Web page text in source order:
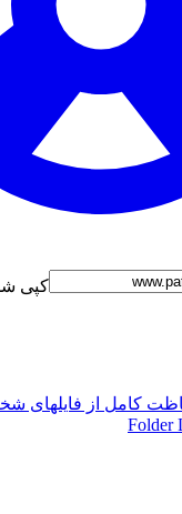
کپی شد
از فایلهای شخصی و